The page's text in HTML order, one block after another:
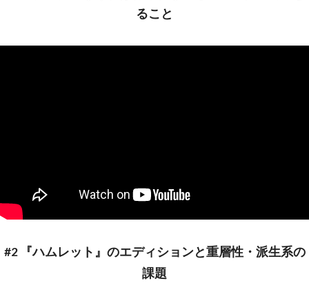
ること
#2 『ハムレット』のエディションと重層性・派生系の
課題